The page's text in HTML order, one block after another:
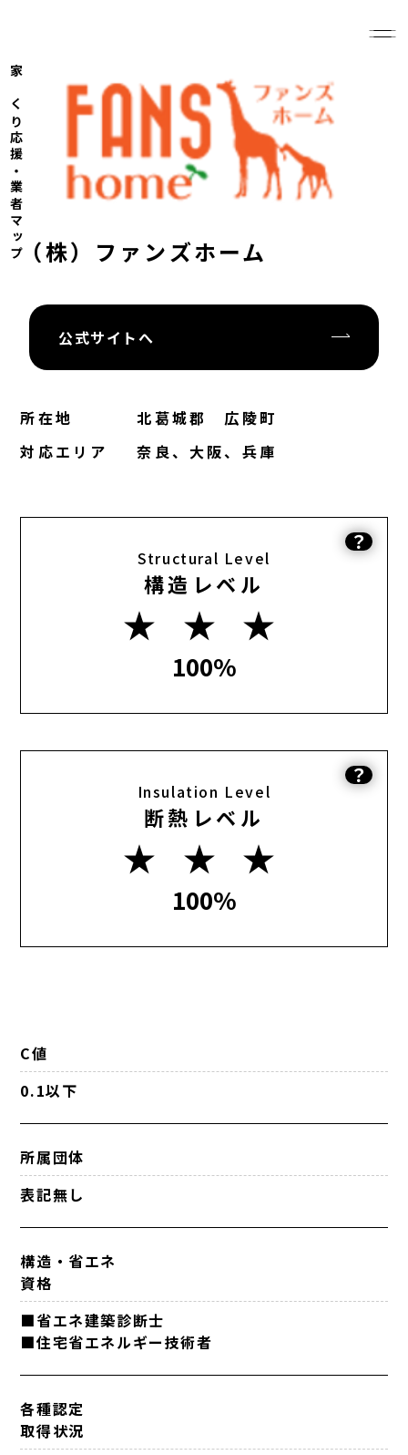
家づくり応援・業者マップ（株）ファンズホーム
公式サイトへ
所在地
北葛城郡 広陵町
対応エリア
奈良、大阪、兵庫
Structural Level
構造レベル
★ ★ ★
100%
？
Insulation Level
断熱レベル
★ ★ ★
100%
？
C値
0.1以下
所属団体
表記無し
構造・省エネ
資格
■省エネ建築診断士
■住宅省エネルギー技術者
各種認定
取得状況